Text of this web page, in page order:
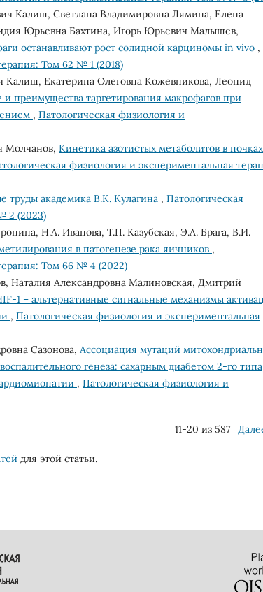
Калиш, Светлана Владимировна Лямина, Елена
Юрьевна Бахтина, Игорь Юрьевич Малышев,
останавливают рост солидной карциномы in vivo ,
Том 62 № 1 (2018)
Калиш, Екатерина Олеговна Кожевникова, Леонид
и преимущества таргетирования макрофагов при
, Патологическая физиология и
Молчанов, Кинетика азотистых метаболитов в почках
физиология и экспериментальная
труды академика В.К. Кулагина , Патологическая
2 (2023)
Н.А. Иванова, Т.П. Казубская, Э.А. Брага, В.И.
в патогенезе рака яичников ,
Том 66 № 4 (2022)
Наталия Александровна Малиновская, Дмитрий
1 – альтернативные сигнальные механизмы
, Патологическая физиология и экспериментальная
Сазонова, Ассоциация мутаций
генеза: сахарным диабетом 2-го
, Патологическая физиология и
11-20 из 587
для этой статьи.